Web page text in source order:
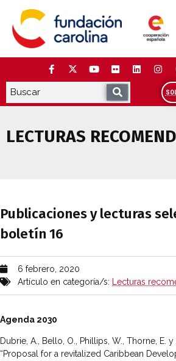
contenido
LECTURAS
Publicaciones y lecturas
boletín 16
6 febrero, 2020
Artículo en categoría/s:
Lecturas
Agenda 2030
Dubrie, A., Bello, O., Phillips, W., Thorne, E.
“Proposal for a revitalized Caribbean